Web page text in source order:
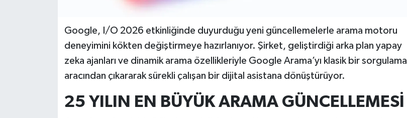
Google, I/O 2026 etkinliğinde duyurduğu yeni güncellemelerle arama motoru
deneyimini kökten değiştirmeye hazırlanıyor. Şirket, geliştirdiği arka plan yapay
zeka ajanları ve dinamik arama özellikleriyle Google Arama’yı klasik bir sorgulama
aracından çıkararak sürekli çalışan bir dijital asistana dönüştürüyor.
25 YILIN EN BÜYÜK ARAMA GÜNCELLEMESİ
Köşe Yazıları